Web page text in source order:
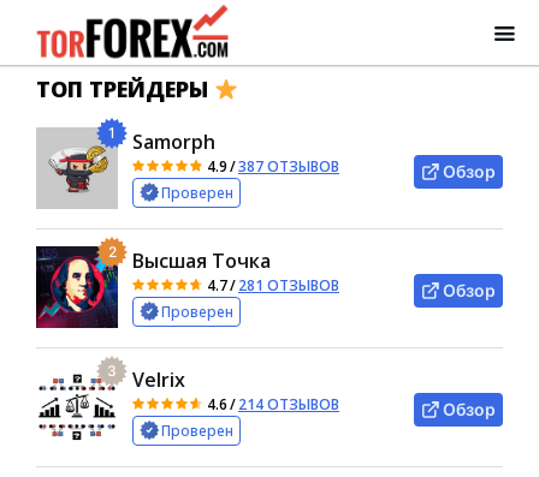
ТОП ТРЕЙДЕРЫ
1 Samorph
4.9/387 ОТЗЫВОВ
Проверен
Обзор
2 Высшая Точка
4.7/281 ОТЗЫВОВ
Проверен
Обзор
3 Velrix
4.6/214 ОТЗЫВОВ
Проверен
Обзор